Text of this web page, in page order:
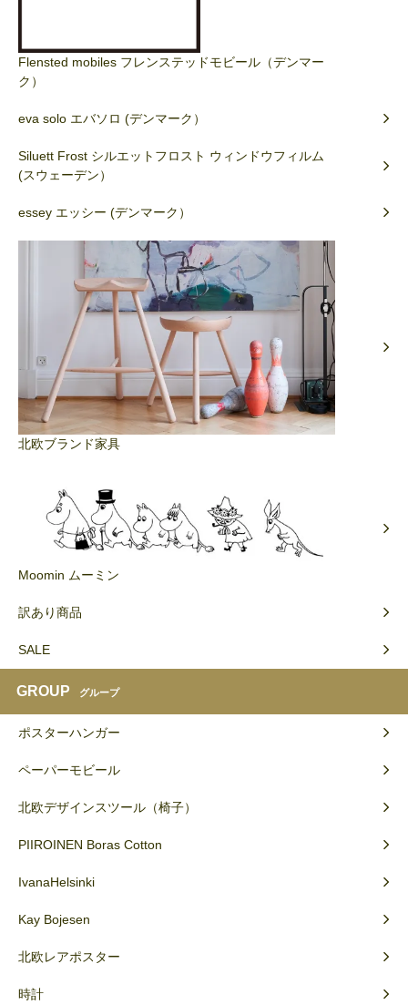
Flensted mobiles フレンステッドモビール（デンマー
ク）
eva solo エバソロ (デンマーク）
Siluett Frost シルエットフロスト ウィンドウフィルム
(スウェーデン）
essey エッシー (デンマーク）
北欧ブランド家具
Moomin ムーミン
訳あり商品
SALE
GROUP グループ
ポスターハンガー
ペーパーモビール
北欧デザインスツール（椅子）
PIIROINEN Boras Cotton
IvanaHelsinki
Kay Bojesen
北欧レアポスター
時計